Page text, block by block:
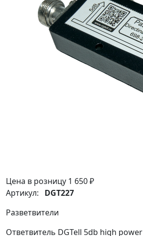
Цена в розницу 1 650 ₽
Артикул: DGT227
Разветвители
Ответвитель DGTell 5db high power